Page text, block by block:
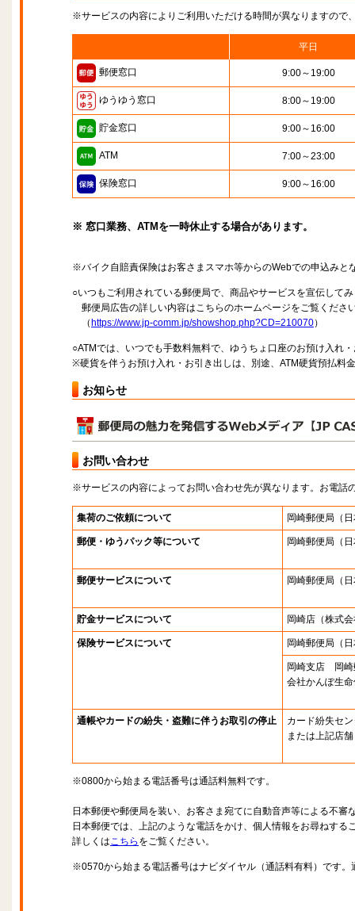
※サービスの内容によりご利用いただける時間が異なりますので
平日
郵便窓口 9:00～19:00
ゆうゆう窓口 8:00～19:00
貯金窓口 9:00～16:00
ATM 7:00～23:00
保険窓口 9:00～16:00
※ 窓口業務、ATMを一時休止する場合があります。
※バイク自賠責保険はお客さまスマホ等からのWebでの申込みと
○いつもご利用されている郵便局で、商品やサービスを宣伝して
郵便局広告の詳しい内容はこちらのホームページをご覧くださ
（ https://www.jp-comm.jp/showshop.php?CD=210070）
○ATMでは、いつでも手数料無料で、ゆうちょ口座のお預け入れ
※硬貨を伴うお預け入れ・お引き出しは、別途、ATM硬貨預払料
お知らせ
お問い合わせ
※サービスの内容によってお問い合わせ先が異なります。お電話
集荷のご依頼について 岡崎郵便局 （
郵便・ゆうパック等について 岡崎郵便局 （
郵便サービスについて 岡崎郵便局 （
貯金サービスについて 岡崎店 （株式
保険サービスについて 岡崎郵便局 （
岡崎支店 岡崎
会社かんぽ生
通帳やカードの紛失・盗難に伴うお取引の停止
カード紛失セ
または上記店舗
※0800から始まる電話番号は通話料無料です。
日本郵便や郵便局を装い、お客さま宛てに自動音声等による不審
日本郵便では、上記のような電話をかけ、個人情報をお尋ねする
詳しくはこちら をご覧ください。
※0570から始まる電話番号はナビダイヤル（通話料有料）です